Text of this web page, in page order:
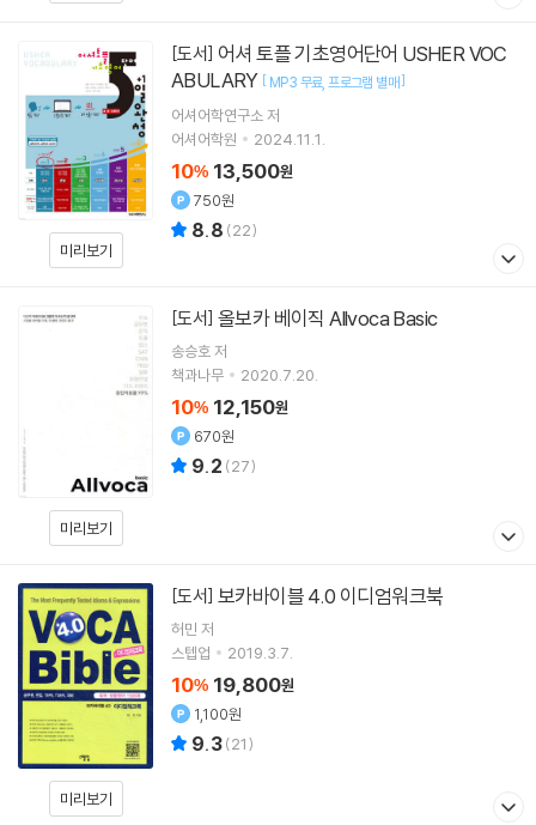
미리보기
[도서]
ABULARY [ MP3 무료 프로그램 별매]
어셔어학연구소 저
어셔어학원
2024.11.1.
10% 13,500원
750원
8.8 (22)
미리보기
[도서] 올보카 베이직 Allvoca Basic
송승호저
책과나무
2020.7.20.
10% 12,150원
670원
9.2 (27)
미리보기
[도서] 보카바이블 4.0 이디엄워크북
허민 저
스텝업
2019.3.7.
10% 19,800원
1,100원
9.3(21)